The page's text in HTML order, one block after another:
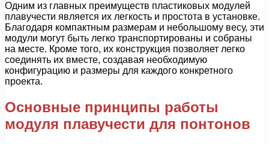
Одним из главных преимуществ пластиковых модулей
плавучести является их легкость и простота в установке.
Благодаря компактным размерам и небольшому весу, эти
модули могут быть легко транспортированы и собраны
на месте. Кроме того, их конструкция позволяет легко
соединять их вместе, создавая необходимую
конфигурацию и размеры для каждого конкретного
проекта.
Основные принципы работы
модуля плавучести для понтонов